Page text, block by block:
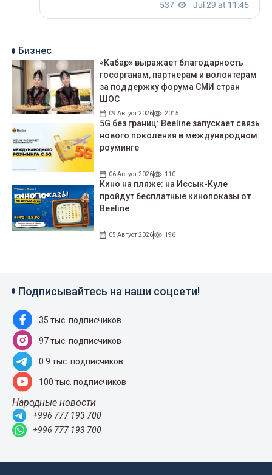
Бизнес
«Кабар» выражает благодарность
госорганам, партнерам и волонтерам
за поддержку форума СМИ стран
ШОС
09 Август 2026 2015
5G без границ: Beeline запускает связь
нового поколения в международном
роуминге
06 Август 2026 110
Кино на пляже: на Иссык-Куле
пройдут беcплатные кинопоказы от
Beeline
05 Август 2026 196
Подписывайтесь на наши соцсети!
35 тыс. подписчиков
97 тыс. подписчиков
0.9 тыс. подписчиков
100 тыс. подписчиков
Народные новости
+996 777 193 700
+996 777 193 700